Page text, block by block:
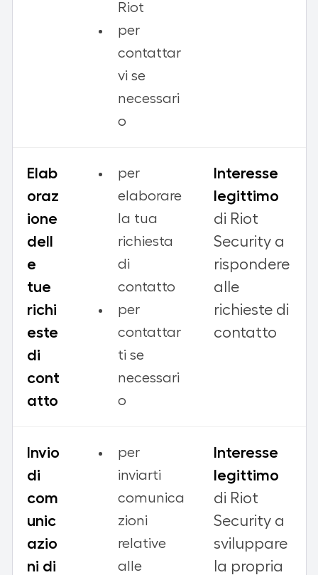
Riot
per
contattar
vi se
necessari
o
Elab
oraz
ione
dell
e
tue
richi
este
di
cont
atto
per
elaborare
la tua
richiesta
di
contatto
per
contattar
ti se
necessari
o
Interesse
legittimo
di Riot
Security a
rispondere
alle
richieste di
contatto
Invio
di
com
unic
azio
ni di
per
inviarti
comunica
zioni
relative
alle
Interesse
legittimo
di Riot
Security a
sviluppare
la propria